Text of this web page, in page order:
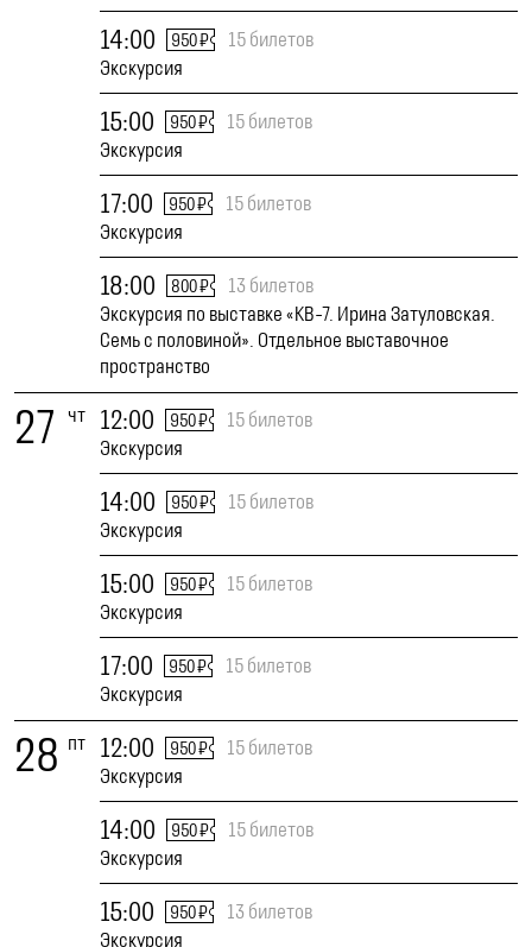
14:00 950 ₽
15 билетов
Экскурсия
15:00 950 ₽
15 билетов
Экскурсия
17:00 950 ₽
15 билетов
Экскурсия
18:00 800 ₽
13 билетов
Экскурсия по выставке «КВ-7. Ирина Затуловская.
Семь с половиной». Отдельное выставочное
пространство
27 чт 12:00 950 ₽
15 билетов
Экскурсия
14:00 950 ₽
15 билетов
Экскурсия
15:00 950 ₽
15 билетов
Экскурсия
17:00 950 ₽
15 билетов
Экскурсия
28 пт 12:00 950 ₽
15 билетов
Экскурсия
14:00 950 ₽
15 билетов
Экскурсия
15:00 950 ₽
13 билетов
Экскурсия